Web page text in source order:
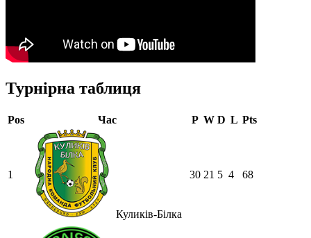
Турнірна таблиця
Pos Час P W D L Pts
1
Куликів-Білка
30 21 5 4 68